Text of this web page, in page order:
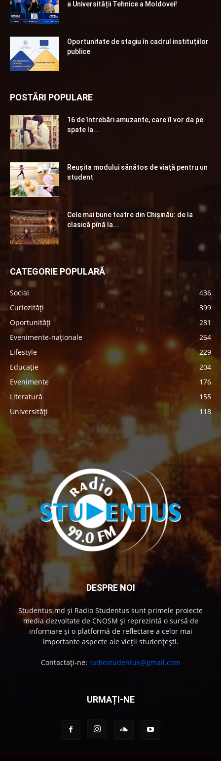
a Universității Tehnice a Moldovei!
Oportunitate de stagiu în cadrul instituțiilor
publice
POSTĂRI POPULARE
16 de întrebări amuzante, care îl vor da pe
spate la...
Reuşita modului sănătos de viaţă pentru un
student
Cele mai bune teatre din Chişinău: de la
clasică pînă la...
CATEGORIE POPULARĂ
Social
436
Curiozități
399
Oportunități
281
Evenimente-naționale
264
Lifestyle
229
Educație
204
Evenimente
176
Literatură
155
Universități
118
DESPRE NOI
Studentus.md și Radio Studentus sunt primele proiecte
media dezvoltate de CNOSM și reprezintă o sursă de
informare și o platformă de reflectare a celor mai
importante aspecte ale vieții studențești.
Contactați-ne: radiostudentus@gmail.com
URMAȚI-NE